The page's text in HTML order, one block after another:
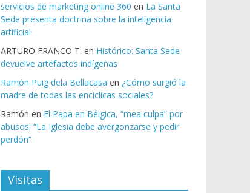
servicios de marketing online 360 en La Santa
Sede presenta doctrina sobre la inteligencia
artificial
ARTURO FRANCO T. en Histórico: Santa Sede
devuelve artefactos indígenas
Ramón Puig dela Bellacasa en ¿Cómo surgió la
madre de todas las encíclicas sociales?
Ramón en El Papa en Bélgica, “mea culpa” por
abusos: “La Iglesia debe avergonzarse y pedir
perdón”
Visitas